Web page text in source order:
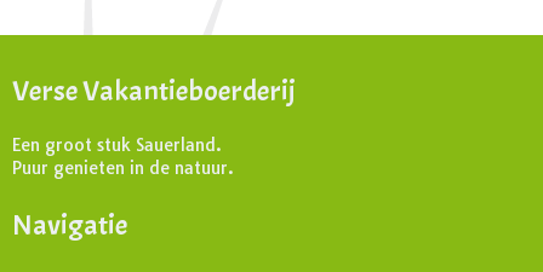
Verse Vakantieboerderij
Een groot stuk Sauerland.
Puur genieten in de natuur.
Navigatie